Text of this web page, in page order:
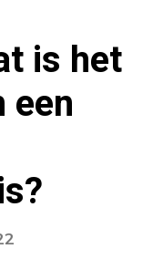
is het